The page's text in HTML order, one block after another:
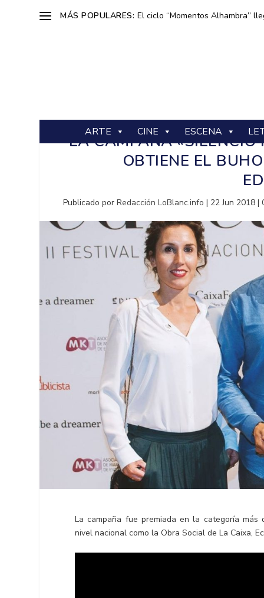
MÁS POPULARES: El ciclo “Momentos Alhambra”
ARTE CINE ESCENA
LA CAMPAÑA «SILENCIO
OBTIENE EL
Publicado porRedacción LoBlanc.info | 22 Jun 2018 |
La campaña fue premiada en la categoría más
nivel nacional como la Obra Social de La Caixa,